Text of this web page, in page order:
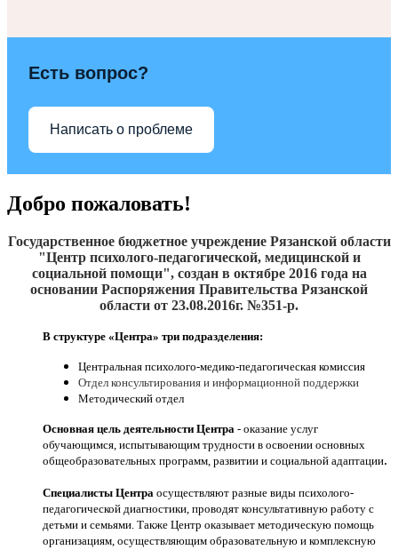
Есть вопрос?
Написать о проблеме
Добро пожаловать!
Государственное бюджетное учреждение Рязанской области
"Центр психолого-педагогической, медицинской и
социальной помощи", создан в октябре 2016года на
основании Распоряжения Правительства Рязанской
области от 23.08.2016г. №351-р.
В структуре «Центра» три подразделения:
Центральная психолого-медико-педагогическая комиссия
Отдел консультирования и информационной поддержки
Методический отдел
Основная цель деятельности Центра - оказание услуг
обучающимся, испытывающим трудности в освоении основных
общеобразовательных программ, развитии и социальной адаптации.
Специалисты Центра осуществляют разные виды психолого-
педагогической диагностики, проводят консультативную работу с
детьми и семьями. Также Центр оказывает методическую помощь
организациям, осуществляющим образовательную и комплексную